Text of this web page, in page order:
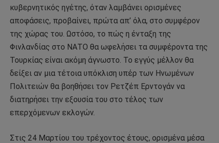
κυβερνητικός ηγέτης, όταν λαμβάνει ορισμένες
αποφάσεις, προβαίνει, πρώτα απ’ όλα, στο συμφέρον
της χώρας του. Ωστόσο, το πώς η ένταξη της
Φινλανδίας στο ΝΑΤΟ θα ωφελήσει τα συμφέροντα της
Τουρκίας είναι ακόμη άγνωστο. Το εγγύς μέλλον θα
δείξει αν μια τέτοια υπόκλιση υπέρ των Ηνωμένων
Πολιτειών θα βοηθήσει τον Ρετζέπ Ερντογάν να
διατηρήσει την εξουσία του στο τέλος των
επερχόμενων εκλογών.
Στις 24 Μαρτίου του τρέχοντος έτους, ορισμένα μέσα